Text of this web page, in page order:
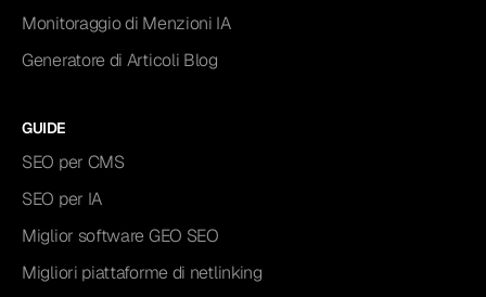
Monitoraggio di Menzioni IA
Generatore di Articoli Blog
GUIDE
SEO per CMS
SEO per IA
Miglior software GEO SEO
Migliori piattaforme di netlinking